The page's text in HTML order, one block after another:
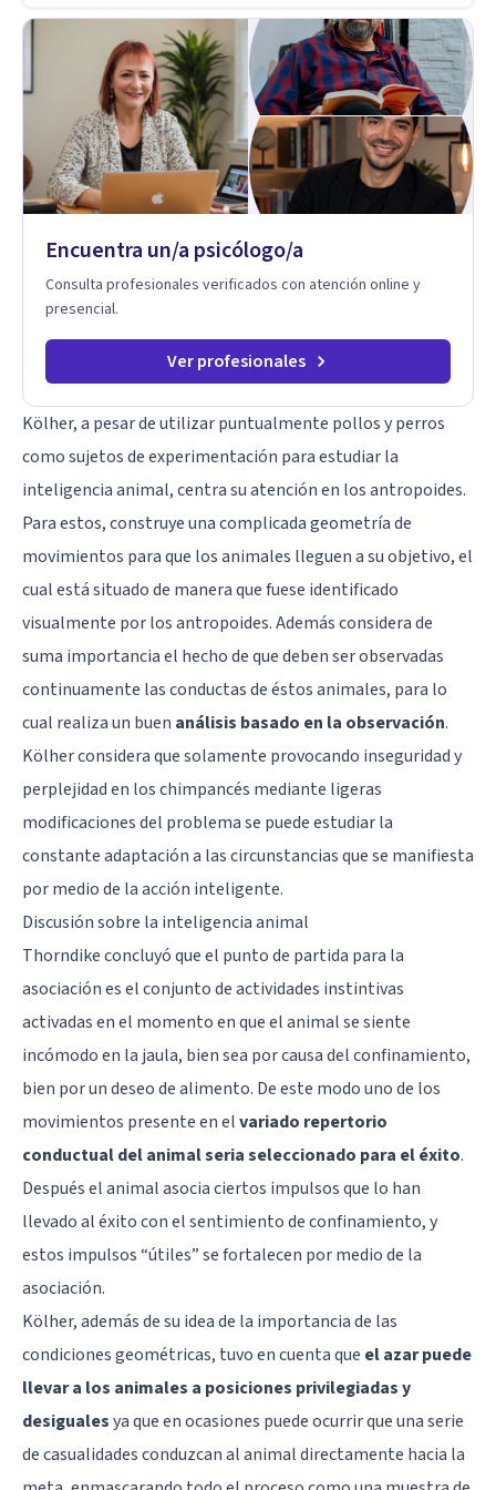
Encuentra un/a psicólogo/a
Consulta profesionales verificados con atención online y
presencial.
Ver profesionales
Kölher, a pesar de utilizar puntualmente pollos y perros
como sujetos de experimentación para estudiar la
inteligencia animal, centra su atención en los antropoides.
Para estos, construye una complicada geometría de
movimientos para que los animales lleguen a su objetivo, el
cual está situado de manera que fuese identificado
visualmente por los antropoides. Además considera de
suma importancia el hecho de que deben ser observadas
continuamente las conductas de éstos animales, para lo
cual realiza un buen análisis basado en la observación.
Kölher considera que solamente provocando inseguridad y
perplejidad en los chimpancés mediante ligeras
modificaciones del problema se puede estudiar la
constante adaptación a las circunstancias que se manifiesta
por medio de la acción inteligente.
Discusión sobre la inteligencia animal
Thorndike concluyó que el punto de partida para la
asociación es el conjunto de actividades instintivas
activadas en el momento en que el animal se siente
incómodo en la jaula, bien sea por causa del confinamiento,
bien por un deseo de alimento. De este modo uno de los
movimientos presente en elvariado repertorio
conductual del animal seria seleccionado para el éxito.
Después el animal asocia ciertos impulsos que lo han
llevado al éxito con el sentimiento de confinamiento, y
estos impulsos “útiles” se fortalecen por medio de la
asociación.
Kölher, además de su idea de la importancia de las
condiciones geométricas, tuvo en cuenta que el azar puede
llevar a los animales a posiciones privilegiadas y
desigualesya que en ocasiones puede ocurrir que una serie
de casualidades conduzcan al animal directamente hacia la